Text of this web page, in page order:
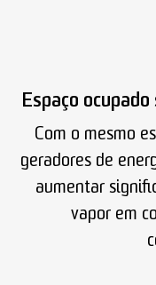
Espaço
Com o mesmo
geradores de
aumentar
vapor em